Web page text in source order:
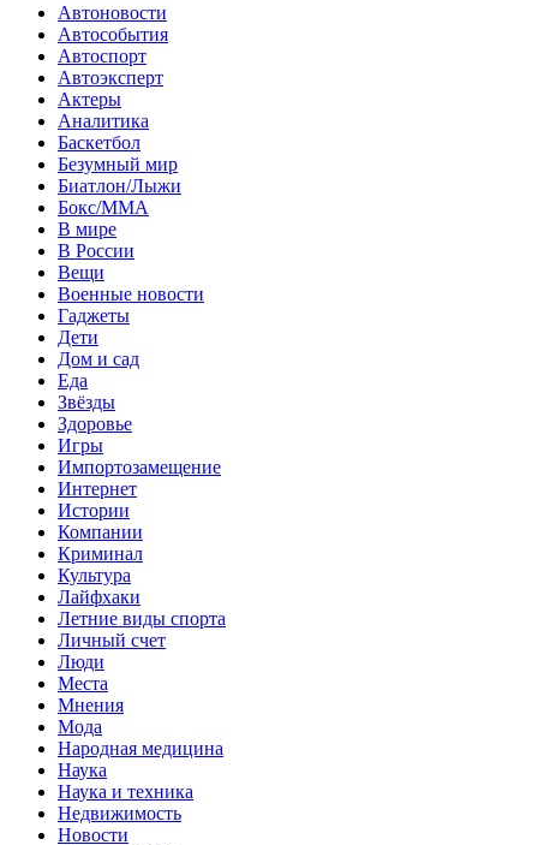
Автоновости
Автособытия
Автоспорт
Автоэксперт
Актеры
Аналитика
Баскетбол
Безумный мир
Биатлон/Лыжи
Бокс/MMA
В мире
В России
Вещи
Военные новости
Гаджеты
Дети
Дом и сад
Еда
Звёзды
Здоровье
Игры
Импортозамещение
Интернет
Истории
Компании
Криминал
Культура
Лайфхаки
Летние виды спорта
Личный счет
Люди
Места
Мнения
Мода
Народная медицина
Наука
Наука и техника
Недвижимость
Новости